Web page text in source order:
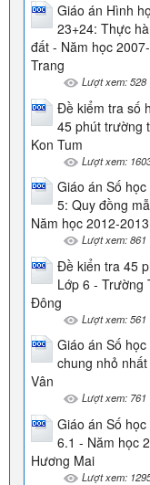
Giáo án Hình
23+24: Thực
đất - Năm học
Trang
Lượt xem: 528
Đề kiểm tra số
45 phút trường
Kon Tum
Lượt xem:
Giáo án Số
5: Quy đồng
Năm học 2012-
Lượt xem: 861
Đề kiển tra 45
Lớp 6 - Trường
Đông
Lượt xem: 561
Giáo án Số
chung nhỏ
Vân
Lượt xem: 761
Giáo án Số
6.1 - Năm học
Hương Mai
Lượt xem: